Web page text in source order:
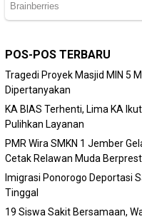
POS-POS TERBARU
Tragedi Proyek Masjid MIN 5
Dipertanyakan
KA BIAS Terhenti, Lima KA
Pulihkan Layanan
PMR Wira SMKN 1 Jember
Cetak Relawan Muda
Imigrasi Ponorogo Deportasi
Tinggal
19 Siswa Sakit Bersamaan,